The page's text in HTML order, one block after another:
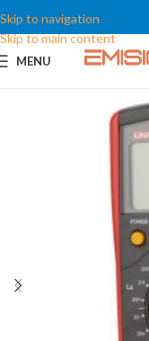
Skip to navigation
Skip to main content
MENU